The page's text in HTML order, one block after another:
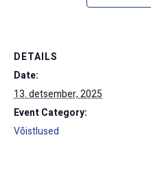
DETAILS
Date:
13. detsember, 2025
Event Category:
Võistlused